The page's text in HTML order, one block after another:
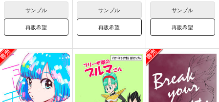
サンプル
再販希望
サンプル
再販希望
サンプル
再販希望